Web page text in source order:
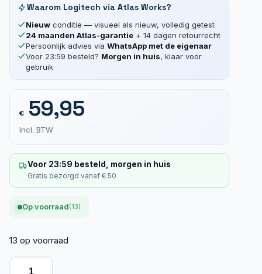
Waarom Logitech via Atlas Works?
Nieuw conditie — visueel als nieuw, volledig getest
24 maanden Atlas-garantie + 14 dagen retourrecht
Persoonlijk advies via WhatsApp met de eigenaar
Voor 23:59 besteld? Morgen in huis, klaar voor
gebruik
€59,95
Incl. BTW
Voor 23:59 besteld, morgen in huis
Gratis bezorgd vanaf € 50
Op voorraad(13)
13 op voorraad